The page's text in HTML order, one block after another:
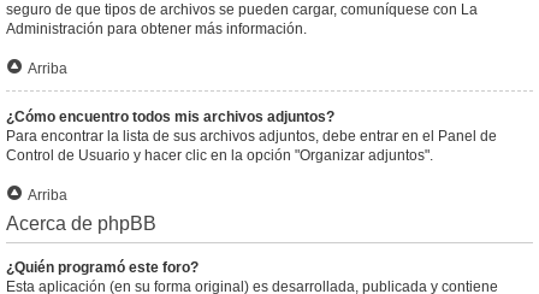
seguro de que tipos de archivos se pueden cargar, comuníquese con La
Administración para obtener más información.
Arriba
¿Cómo encuentro todos mis archivos adjuntos?
Para encontrar la lista de sus archivos adjuntos, debe entrar en el Panel de
Control de Usuario y hacer clic en la opción "Organizar adjuntos".
Arriba
Acerca de phpBB
¿Quién programó este foro?
Esta aplicación (en su forma original) es desarrollada, publicada y contiene